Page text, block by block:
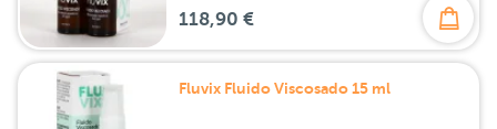
118,90 €
Fluvix Fluido Viscosado 15 ml